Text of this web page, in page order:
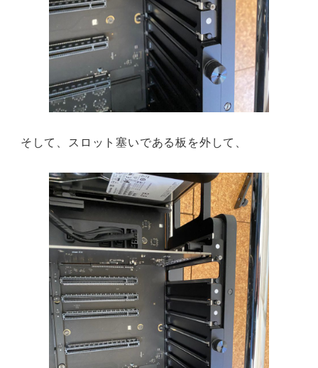
そして、スロット塞いである板を外して、